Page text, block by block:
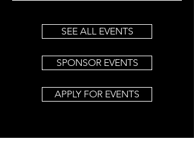
SEE ALL EVENTS
SPONSOR EVENTS
APPLY FOR EVENTS